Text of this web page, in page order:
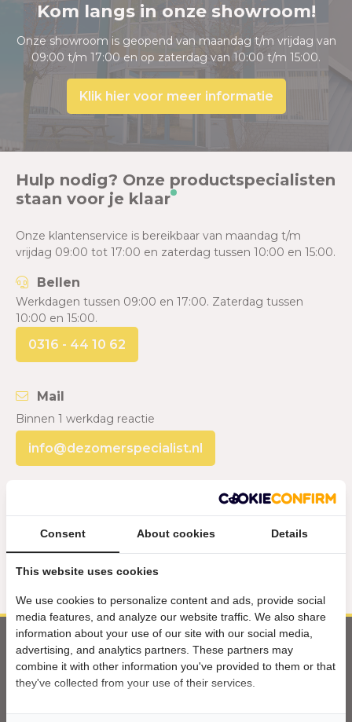
Kom langs in onze showroom!
Onze showroom is geopend van maandag t/m vrijdag van
09:00 t/m 17:00 en op zaterdag van 10:00 t/m 15:00.
Klik hier voor meer informatie
Hulp nodig? Onze productspecialisten
staan voor je klaar
Onze klantenservice is bereikbaar van maandag t/m
vrijdag 09:00 tot 17:00 en zaterdag tussen 10:00 en 15:00.
Bellen
Werkdagen tussen 09:00 en 17:00. Zaterdag tussen
10:00 en 15:00.
0316 - 44 10 62
Mail
Binnen 1 werkdag reactie
info@dezomerspecialist.nl
06 - 49 81 24 65
Alle aanbiedingen, acties & nieuwtjes als
eerste in je inbox?
Consent About cookies Details
This website uses cookies
We use cookies to personalize content and ads, provide social
media features, and analyze our website traffic. We also share
information about your use of our site with our social media,
advertising, and analytics partners. These partners may
combine it with other information you've provided to them or that
they've collected from your use of their services.